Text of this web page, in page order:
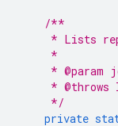
/**
* Lists
     *
* @param
* @throws
     */
private